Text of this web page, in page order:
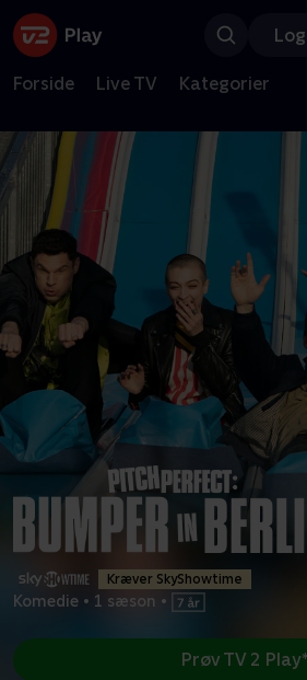
Forside Live TV Kategorier
Kræver SkyShowtime
Komedie • 1 sæson •
Prøv TV 2 Play*